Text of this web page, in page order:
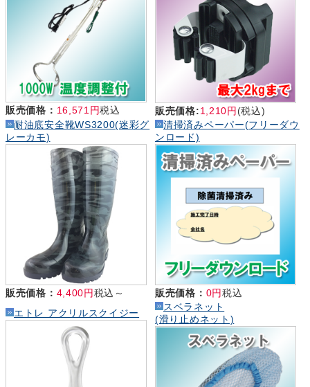
販売価格： 16,571円税込 販売価格:1,210円 (税込)
耐油底安全靴WS3200(迷彩グ
レーカモ)
販売価格： 4,400円税込～
清掃済みペーパー(フリーダウ
ンロード)
販売価格： 0円税込
エトレ アクリルスクイジー
スベラネット
(滑り止めネット)